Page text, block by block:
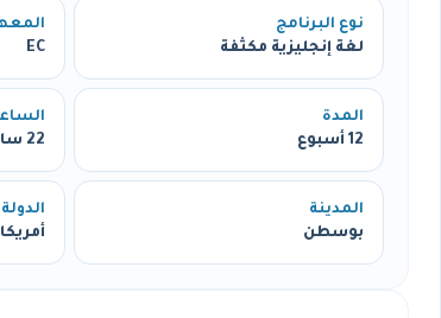
نوع البرنامج
لغة إنجليزية مكثفة
EC
المدة
12 أسبوع
22 ساعة أسبوعيًا
المدينة
بوسطن
الدولة
أمريكا